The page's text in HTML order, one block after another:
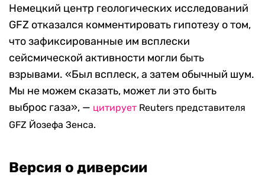
Немецкий центр геологических исследований
GFZ отказался комментировать гипотезу о том,
что зафиксированные им всплески
сейсмической активности могли быть
взрывами. «Был всплеск, а затем обычный шум.
Мы не можем сказать, может ли это быть
выброс газа», — цитирует Reuters представителя
GFZ Йозефа Зенса.
Версия о диверсии